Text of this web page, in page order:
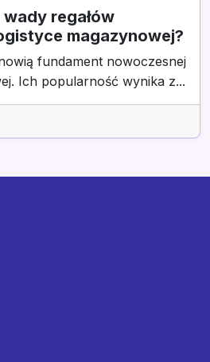
regałów
magazynowej?
fundament nowoczesnej
Ich popularność wynika z...